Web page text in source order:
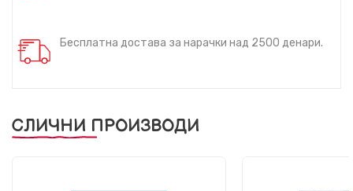
Бесплатна достава за нарачки над 2500 денари.
СЛИЧНИ ПРОИЗВОДИ